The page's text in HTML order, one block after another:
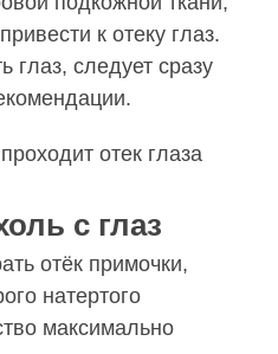
к отеку глаз.
глаз, следует сразу
с глаз
отёк примочки,
натертого
максимально